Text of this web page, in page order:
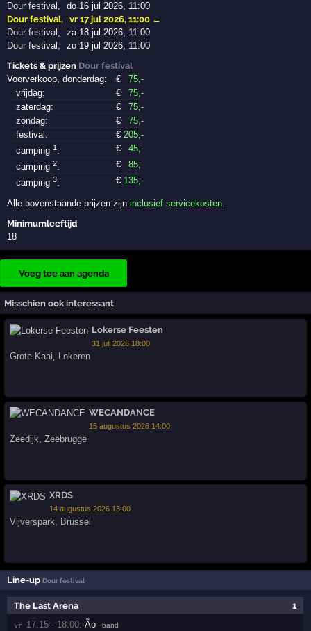
Dour festival ,
do 16 jul 2026, 11:00
Dour festival, vr 17 jul 2026, 11:00 ←
Dour festival ,
za 18 jul 2026, 11:00
Dour festival ,
zo 19 jul 2026, 11:00
Tickets & prijzen Dour festival
Voorverkoop, donderdag:
€ 75,-
vrijdag:
€ 75,-
zaterdag:
€ 75,-
zondag:
€ 75,-
festival:
€205,-
camping1 : € 45,-
camping2: € 85,-
camping3: € 135,-
Alle bovenstaande prijzen zijninclusief servicekosten
Minimumleeftijd
18
Voeg toe aan agenda
Misschien ook interessant
Lokerse Feesten
31 juli 2026 18:00
Grote Kaai, Lokeren
WECANDANCE
15 augustus 2026 14:00
Zeedijk,Zeebrugge
XRDS
14 augustus 2026 13:00
Vijverspark, Brussel
Line-up Dour festival
1
The Last Arena
vr 17:15 - 18:00: Ão · band